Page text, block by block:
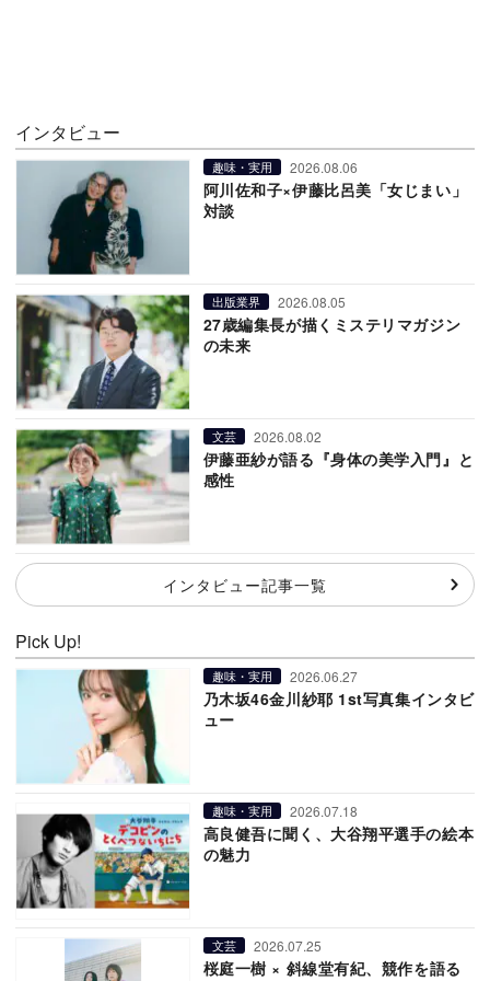
インタビュー
趣味・実用 2026.08.06
阿川佐和子×伊藤比呂美「女じまい」
対談
出版業界 2026.08.05
27歳編集長が描くミステリマガジン
の未来
文芸 2026.08.02
伊藤亜紗が語る『身体の美学入門』と
感性
インタビュー記事一覧
Pick Up!
趣味・実用 2026.06.27
乃木坂46金川紗耶 1st写真集インタビ
ュー
趣味・実用 2026.07.18
高良健吾に聞く、大谷翔平選手の絵本
の魅力
文芸 2026.07.25
桜庭一樹 × 斜線堂有紀、競作を語る